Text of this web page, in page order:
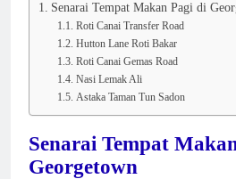
Senarai Tempat Makan Pagi di
Roti Canai Transfer Road
Hutton Lane Roti Bakar
Roti Canai Gemas Road
Nasi Lemak Ali
Astaka Taman Tun Sadon
Senarai Tempat
Georgetown